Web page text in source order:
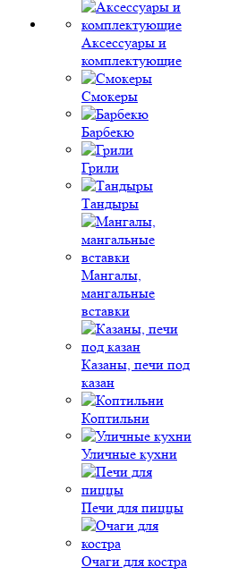
Аксессуары и
комплектующие
Смокеры
Барбекю
Грили
Тандыры
Мангалы,
мангальные
вставки
Казаны, печи под
казан
Коптильни
Уличные кухни
Печи для пиццы
Очаги для костра